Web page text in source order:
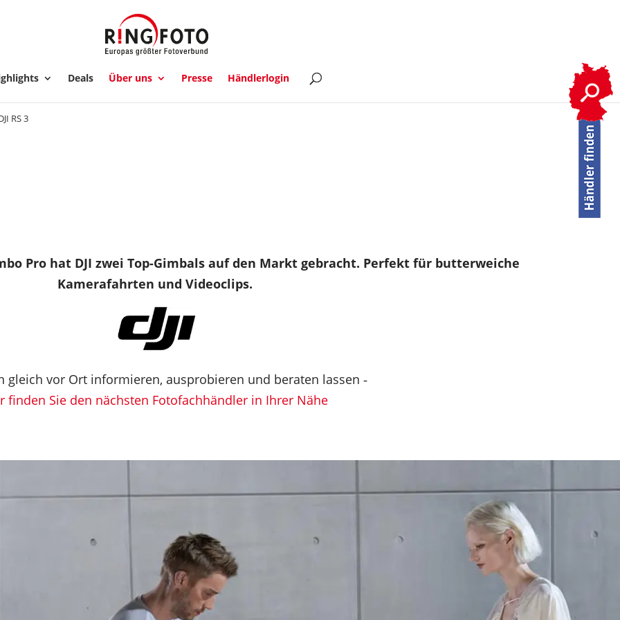
Deals Über uns Presse Händlerlogin
RS 3
Pro hat DJI zwei Top-Gimbals auf den Markt gebracht. Perfekt für butterweiche
Kamerafahrten und Videoclips.
gleich vor Ort informieren, ausprobieren und beraten lassen ‐
finden Sie den nächsten Fotofachhändler in Ihrer Nähe